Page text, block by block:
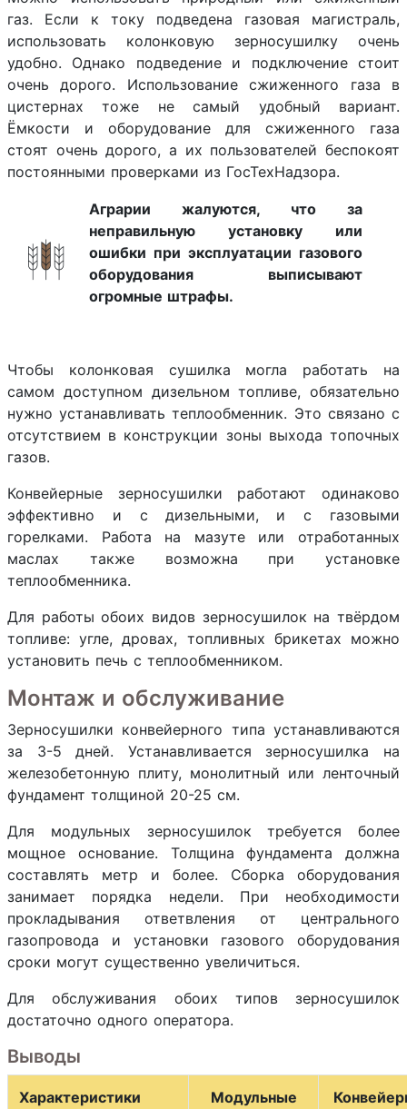
газ. Если к току подведена газовая магистраль,
использовать колонковую зерносушилку очень
удобно. Однако подведение и подключение стоит
очень дорого. Использование сжиженного газа в
цистернах тоже не самый удобный вариант.
Ёмкости и оборудование для сжиженного газа
стоят очень дорого, а их пользователей беспокоят
постоянными проверками из ГосТехНадзора.
Аграрии жалуются, что за
неправильную установку или
ошибки при эксплуатации газового
оборудования выписывают
огромные штрафы.
Чтобы колонковая сушилка могла работать на
самом доступном дизельном топливе, обязательно
нужно устанавливать теплообменник. Это связано с
отсутствием в конструкции зоны выхода топочных
газов.
Конвейерные зерносушилки работают одинаково
эффективно и с дизельными, и с газовыми
горелками. Работа на мазуте или отработанных
маслах также возможна при установке
теплообменника.
Для работы обоих видов зерносушилок на твёрдом
топливе: угле, дровах, топливных брикетах можно
установить печь с теплообменником.
Монтаж и обслуживание
Зерносушилки конвейерного типа устанавливаются
за 3-5 дней. Устанавливается зерносушилка на
железобетонную плиту, монолитный или ленточный
фундамент толщиной 20-25 см.
Для модульных зерносушилок требуется более
мощное основание. Толщина фундамента должна
составлять метр и более. Сборка оборудования
занимает порядка недели. При необходимости
прокладывания ответвления от центрального
газопровода и установки газового оборудования
сроки могут существенно увеличиться.
Для обслуживания обоих типов зерносушилок
достаточно одного оператора.
Выводы
Характеристики Модульные